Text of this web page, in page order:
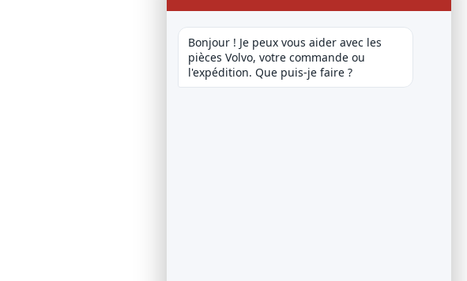
Bonjour ! Je peux vous aider avec les
pièces Volvo, votre commande ou
l'expédition. Que puis-je faire ?